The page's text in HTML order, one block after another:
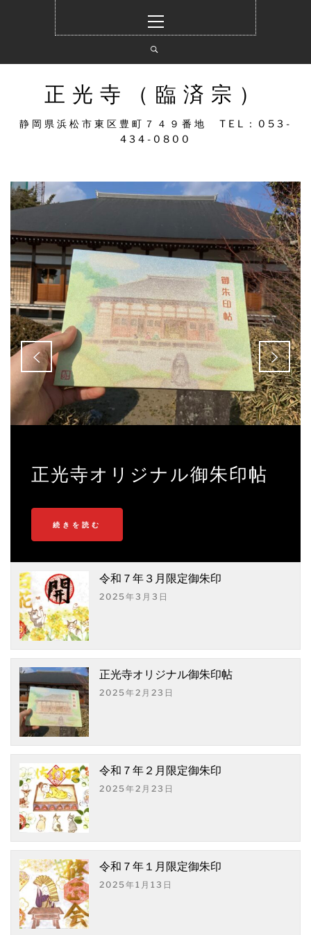
ツ
イ
ン
メ
ニ
ュ
ー
正光寺（臨済宗）
静岡県浜松市東区豊町７４９番地 TEL：053-
434-0800
正光寺オリジナル御朱印帖
続きを読む
令和７年３月限定御朱印
2025年3月3日
正光寺オリジナル御朱印帖
2025年2月23日
令和７年２月限定御朱印
2025年2月23日
令和７年１月限定御朱印
2025年1月13日